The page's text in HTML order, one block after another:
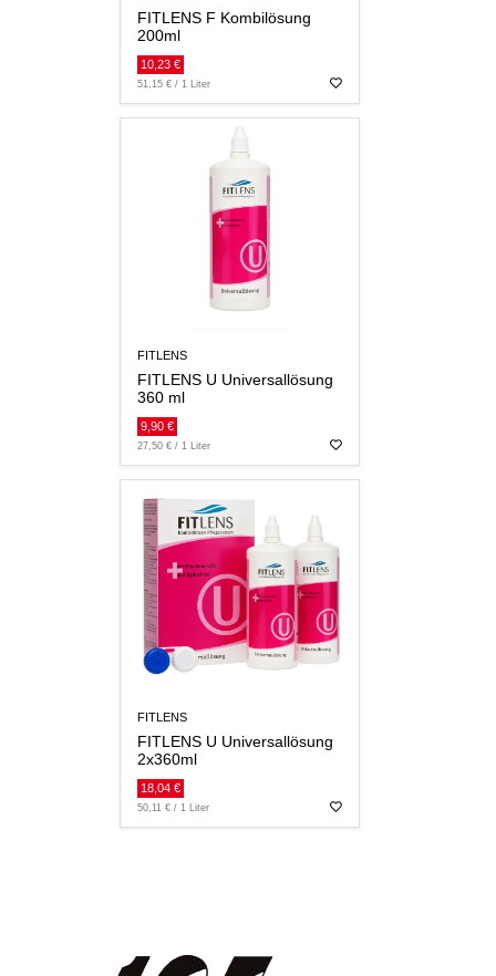
FITLENS F Kombilösung
200ml
10,23 €
51,15 € / 1 Liter
FITLENS
FITLENS U Universallösung
360 ml
9,90 €
27,50 € / 1 Liter
FITLENS
FITLENS U Universallösung
2x360ml
18,04 €
50,11 € / 1 Liter